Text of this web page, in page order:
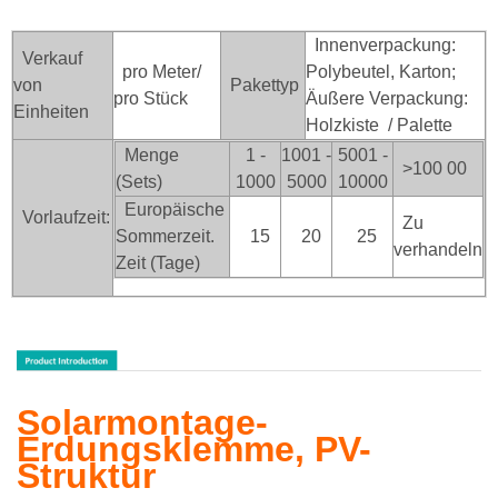
Verkauf
von
Einheiten
pro Meter/
pro Stück
Pakettyp
Innenverpackung:
Polybeutel, Karton;
Äußere Verpackung:
Holzkiste / Palette
Vorlaufzeit:
Menge
(Sets)
1 -
1000
1001 -
5000
5001 -
10000
>100 00
Europäische
Sommerzeit.
Zeit (Tage)
15 20 25
Zu
verhandeln
Solarmontage-
Erdungsklemme, PV-
Struktur